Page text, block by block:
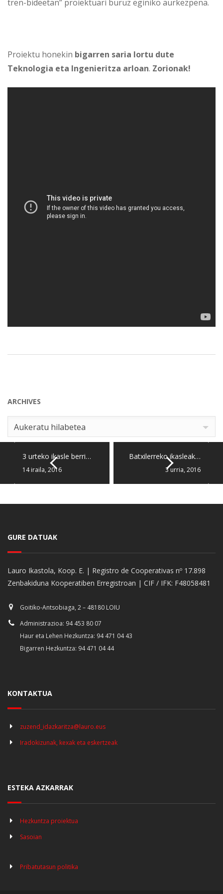
tren-bideetan” proiektuari buruz eginiko aurkezpena.
Proiektu honekin bigarren saria lortu dute
Teknologia eta Ingenieritza arloan. Zorionak!
ARCHIVES
Archives
Aukeratu hilabetea
3 urteko ikasle berri…
14 iraila, 2016
Batxilerreko ikasleak…
3 urria, 2016
GURE DATUAK
Lauro Ikastola, Koop. E. | Registro de Cooperativas nº 17.898
Zenbakiduna Kooperatiben Erregistroan | CIF / IFK: F48058481
Goitiko-Antsobiaga, 2 – 48180 LOIU
Administrazioa: 94 453 80 07
Haur eta Lehen Hezkuntza: 94 471 04 43
Bigarren Hezkuntza: 94 471 04 44
KONTAKTUA
zuzend_idazkaritza@lauro.eus
Iradokizunak, kexak eta eskertzeak
ESTEKA AZKARRAK
Hezkuntza proiektua
Sasoian
Pribatutasun politika